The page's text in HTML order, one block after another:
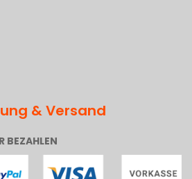
& Versand
BEZAHLEN